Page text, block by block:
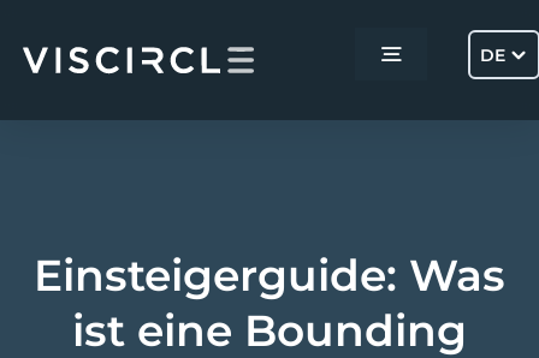
Toggle
Projekte
DE
Einsteigerguide: Was
ist eine Bounding